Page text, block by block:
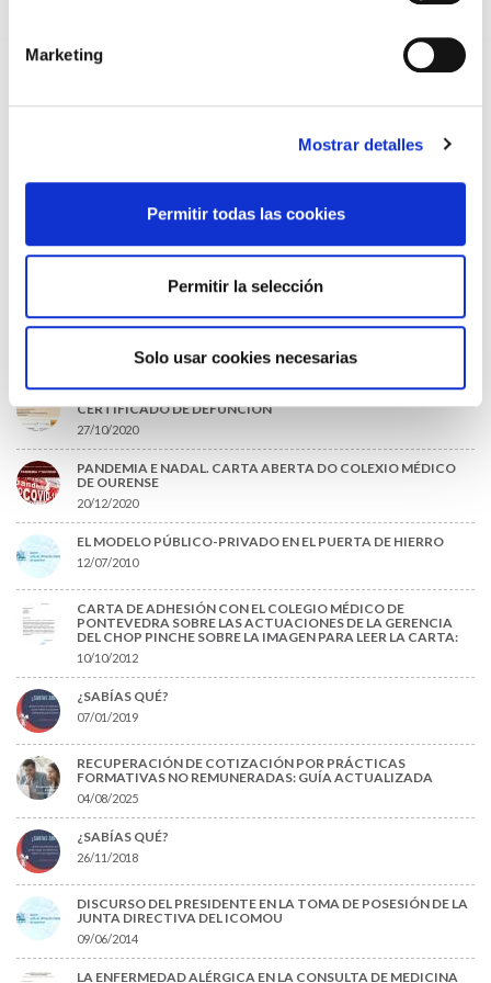
Marketing
Mostrar detalles
Permitir todas las cookies
Permitir la selección
Solo usar cookies necesarias
EL COLEGIO DE MÉDICOS DE OURENSE EXIGE MEDIDAS
INFORME SOBRE LA CONSOLIDACIÓN DE GRADO A LAS/LOS
PUESTOS DE JEFATURA / DIRECCIÓN / COORDINACIÓN
DISPONIBLE LA GRABACIÓN DE LA JORNADA «SALUD,
SOSTENIBILIDAD Y SISTEMA SANITARIO: UN COMPROMISO
ACLARACIONES PARA LA CUMPLIMENTACIÓN DEL NUEVO
CERTIFICADO DE DEFUNCIÓN
27/10/2020
PANDEMIA E NADAL. CARTA ABERTA DO COLEXIO MÉDICO
DE OURENSE
20/12/2020
EL MODELO PÚBLICO-PRIVADO EN EL PUERTA DE HIERRO
12/07/2010
CARTA DE ADHESIÓN CON EL COLEGIO MÉDICO DE
PONTEVEDRA SOBRE LAS ACTUACIONES DE LA GERENCIA
DEL CHOP PINCHE SOBRE LA IMAGEN PARA LEER LA CARTA:
10/10/2012
¿SABÍAS QUÉ?
07/01/2019
RECUPERACIÓN DE COTIZACIÓN POR PRÁCTICAS
FORMATIVAS NO REMUNERADAS: GUÍA ACTUALIZADA
04/08/2025
¿SABÍAS QUÉ?
26/11/2018
DISCURSO DEL PRESIDENTE EN LA TOMA DE POSESIÓN DE LA
JUNTA DIRECTIVA DEL ICOMOU
09/06/2014
LA ENFERMEDAD ALÉRGICA EN LA CONSULTA DE MEDICINA